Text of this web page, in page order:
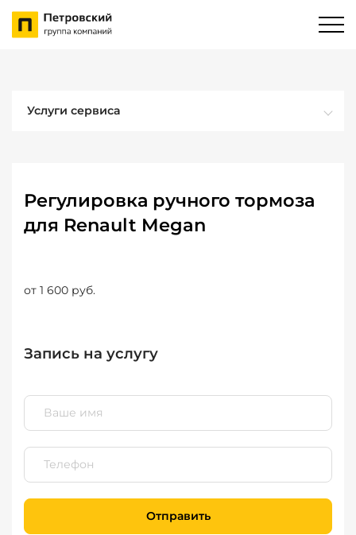
Услуги сервиса
Регулировка ручного тормоза
для Renault Megan
от 1 600 руб.
Запись на услугу
Отправить